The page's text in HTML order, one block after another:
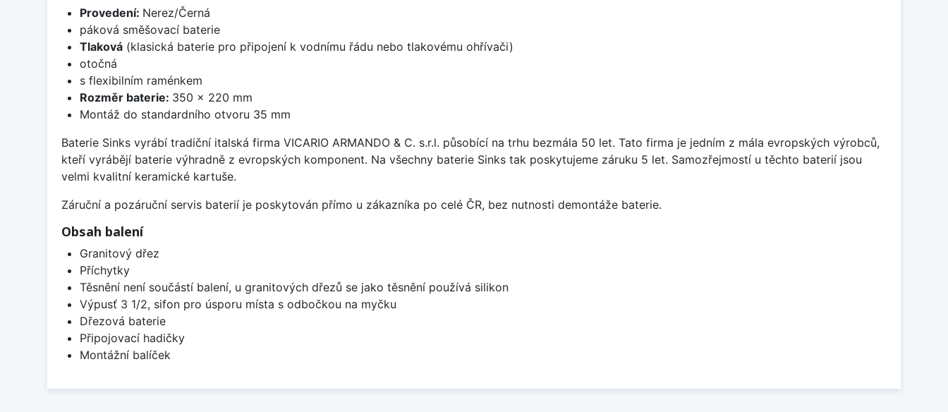
Provedení: Nerez/Černá
páková směšovací baterie
Tlaková(klasická baterie pro připojení k vodnímu řádu nebo tlakovému ohřívači)
otočná
s flexibilním raménkem
Rozměr baterie: 350 x 220 mm
Montáž do standardního otvoru 35 mm
Baterie Sinks vyrábí tradiční italská firma VICARIO ARMANDO & C. s.r.l. působící na trhu bezmála 50 let. Tato firma je jedním z mála evropských výrobců,
kteří vyrábějí baterie výhradně z evropských komponent. Na všechny baterie Sinks tak poskytujeme záruku 5 let. Samozřejmostí u těchto baterií jsou
velmi kvalitní keramické kartuše.
Záruční a pozáruční servis baterií je poskytován přímo u zákazníka po celé ČR, bez nutnosti demontáže baterie.
Obsah balení
Granitový dřez
Příchytky
Těsnění není součástí balení, u granitových dřezů se jako těsnění používá silikon
Výpusť 3 1/2, sifon pro úsporu místa s odbočkou na myčku
Dřezová baterie
Připojovací hadičky
Montážní balíček